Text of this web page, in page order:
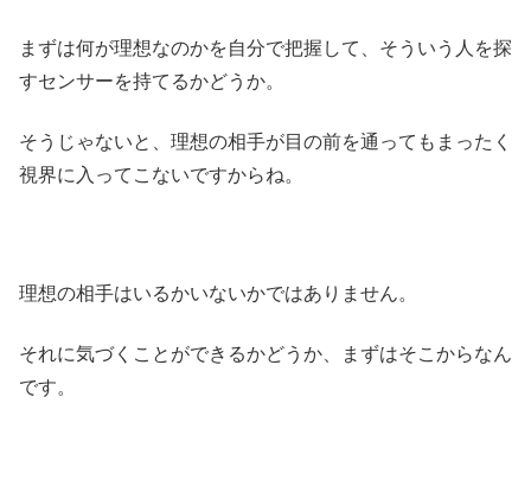
まずは何が理想なのかを自分で把握して、そういう人を探
すセンサーを持てるかどうか。
そうじゃないと、理想の相手が目の前を通ってもまったく
視界に入ってこないですからね。
理想の相手はいるかいないかではありません。
それに気づくことができるかどうか、まずはそこからなん
です。